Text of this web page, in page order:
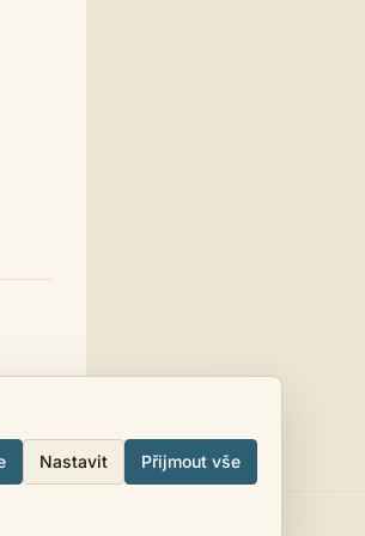
Zdravím všechny autory a autorky.
casa.de.locos 09.06. 20:18
Nastavit Přijmout vše